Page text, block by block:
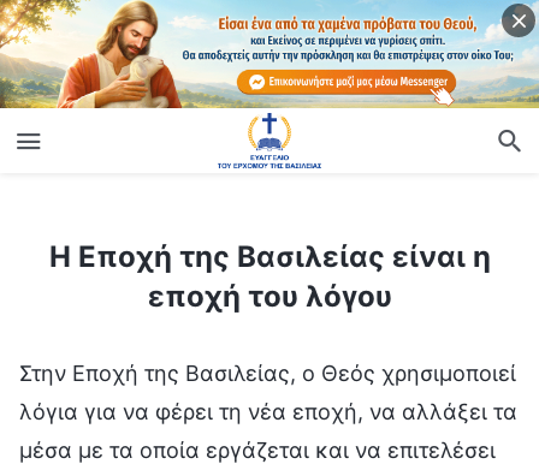
Η Εποχή της Βασιλείας είναι η εποχή του λόγου
Η Εποχή της Βασιλείας είναι η
εποχή του λόγου
Στην Εποχή της Βασιλείας, ο Θεός χρησιμοποιεί
λόγια για να φέρει τη νέα εποχή, να αλλάξει τα
μέσα με τα οποία εργάζεται και να επιτελέσει